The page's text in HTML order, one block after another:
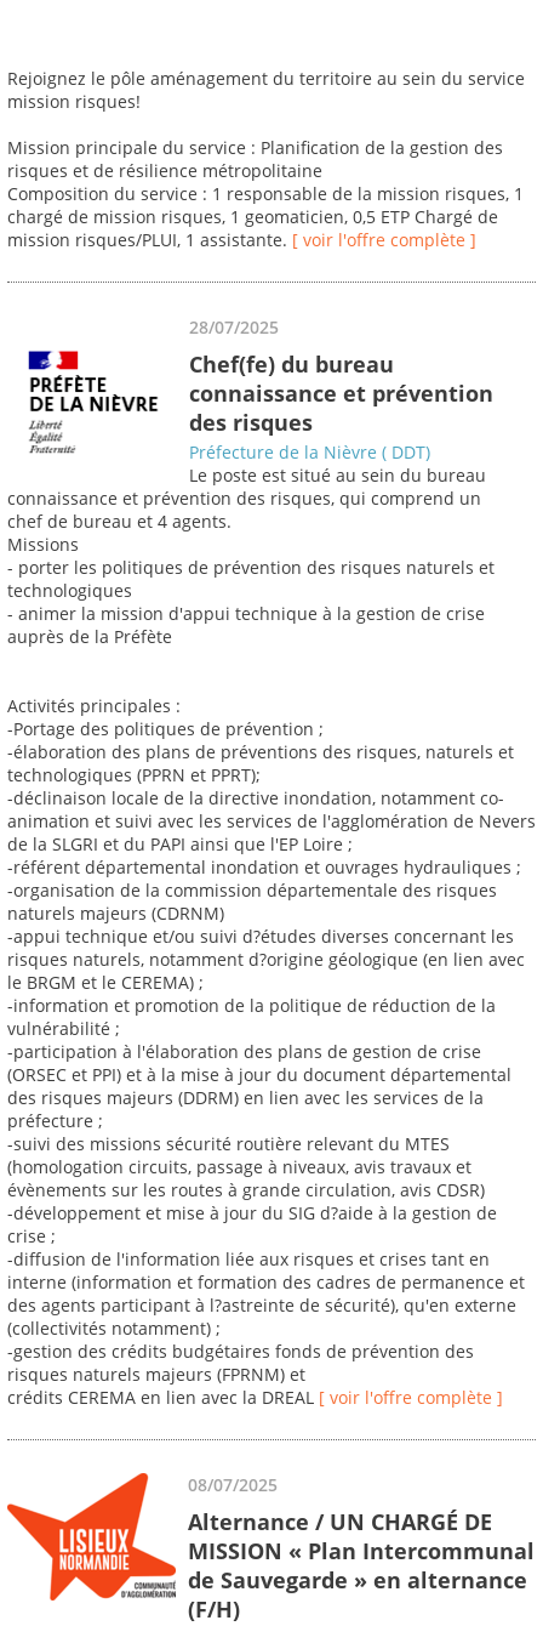
Rejoignez le pôle aménagement du territoire au sein du service
mission risques!
Mission principale du service : Planification de la gestion des
risques et de résilience métropolitaine
Composition du service : 1 responsable de la mission risques, 1
chargé de mission risques, 1 geomaticien, 0,5 ETP Chargé de
mission risques/PLUI, 1 assistante. [ voir l'offre complète ]
28/07/2025
Chef(fe) du bureau
connaissance et prévention
des risques
Préfecture de la Nièvre ( DDT)
Le poste est situé au sein du bureau
connaissance et prévention des risques, qui comprend un
chef de bureau et 4 agents.
Missions
- porter les politiques de prévention des risques naturels et
technologiques
- animer la mission d'appui technique à la gestion de crise
auprès de la Préfète
Activités principales :
-Portage des politiques de prévention ;
-élaboration des plans de préventions des risques, naturels et
technologiques (PPRN et PPRT);
-déclinaison locale de la directive inondation, notamment co-
animation et suivi avec les services de l'agglomération de Nevers
de la SLGRI et du PAPI ainsi que l'EP Loire ;
-référent départemental inondation et ouvrages hydrauliques ;
-organisation de la commission départementale des risques
naturels majeurs (CDRNM)
-appui technique et/ou suivi d?études diverses concernant les
risques naturels, notamment d?origine géologique (en lien avec
le BRGM et le CEREMA) ;
-information et promotion de la politique de réduction de la
vulnérabilité ;
-participation à l'élaboration des plans de gestion de crise
(ORSEC et PPI) et à la mise à jour du document départemental
des risques majeurs (DDRM) en lien avec les services de la
préfecture ;
-suivi des missions sécurité routière relevant du MTES
(homologation circuits, passage à niveaux, avis travaux et
évènements sur les routes à grande circulation, avis CDSR)
-développement et mise à jour du SIG d?aide à la gestion de
crise ;
-diffusion de l'information liée aux risques et crises tant en
interne (information et formation des cadres de permanence et
des agents participant à l?astreinte de sécurité), qu'en externe
(collectivités notamment) ;
-gestion des crédits budgétaires fonds de prévention des
risques naturels majeurs (FPRNM) et
crédits CEREMA en lien avec la DREAL [ voir l'offre complète ]
08/07/2025
Alternance / UN CHARGÉ DE
MISSION « Plan Intercommunal
de Sauvegarde » en alternance
(F/H)